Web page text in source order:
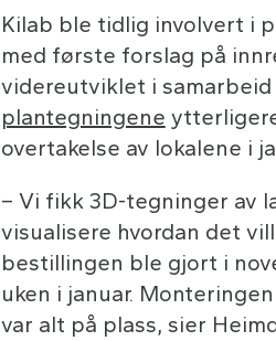
Kilab ble tidlig involvert i
med første forslag på
videreutviklet i
plantegningene
overtakelse av lokalene i
– Vi fikk 3D-tegninger av
visualisere hvordan det
bestillingen ble gjort i
uken i januar.
var alt på plass, sier